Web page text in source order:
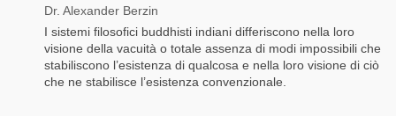
Dr. Alexander Berzin
I sistemi filosofici buddhisti indiani differiscono nella loro
visione della vacuità o totale assenza di modi impossibili che
stabiliscono l’esistenza di qualcosa e nella loro visione di ciò
che ne stabilisce l’esistenza convenzionale.